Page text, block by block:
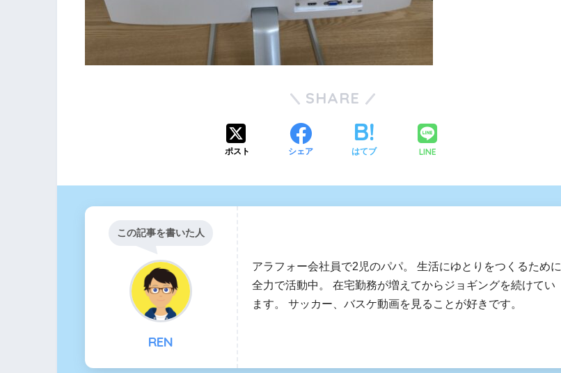
SHARE
ポスト シェア はてブ LINE
この記事を書いた人
REN
アラフォー会社員で2児のパパ。 生活にゆとりをつくるために
全力で活動中。 在宅勤務が増えてからジョギングを続けてい
ます。 サッカー、バスケ動画を見ることが好きです。